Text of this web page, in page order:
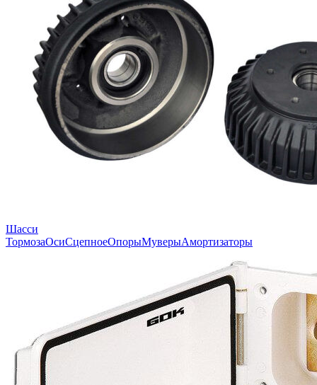
Шасси
ТормозаОсиСцепноеОпорыМуверыАмортизаторы